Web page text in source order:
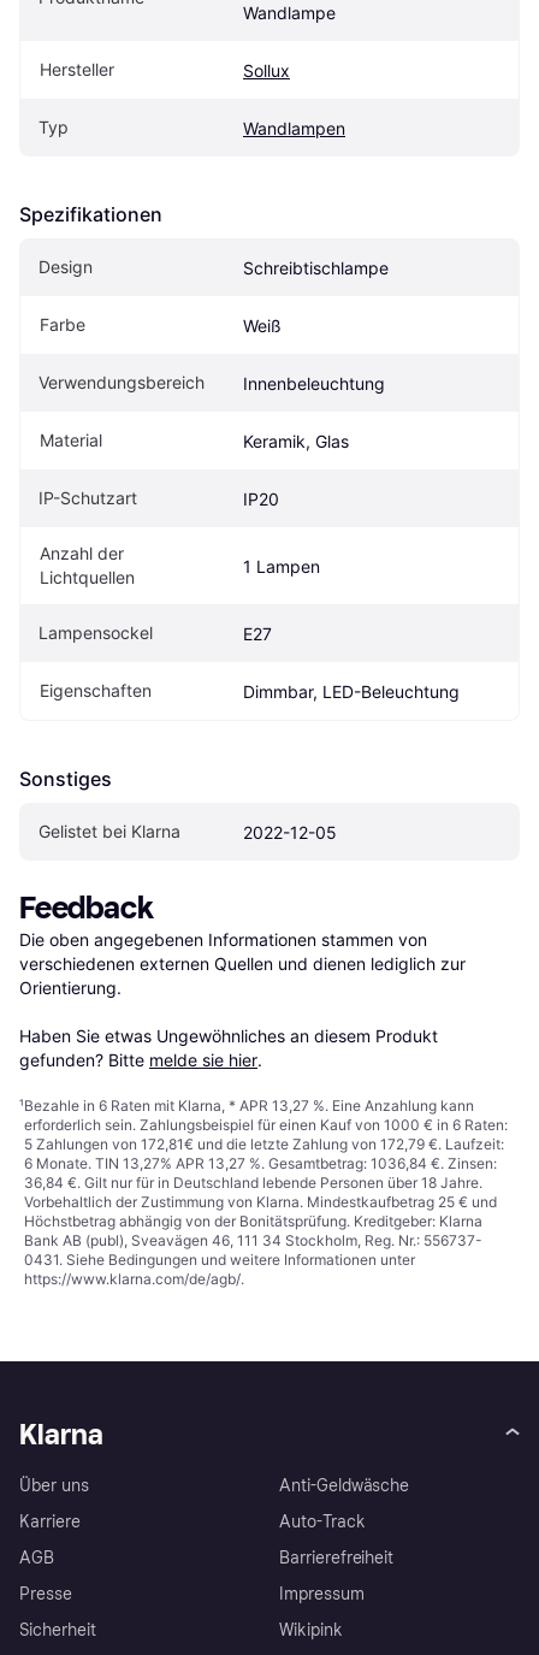
Wandlampe
Hersteller Sollux
Typ Wandlampen
Spezifikationen
Design Schreibtischlampe
Farbe Weiß
Verwendungsbereich Innenbeleuchtung
Material Keramik, Glas
IP-Schutzart IP20
Anzahl der
Lichtquellen
1 Lampen
Lampensockel E27
Eigenschaften Dimmbar, LED-Beleuchtung
Sonstiges
Gelistet bei Klarna 2022-12-05
Feedback
Die oben angegebenen Informationen stammen von
verschiedenen externen Quellen und dienen lediglich zur
Orientierung.
Haben Sie etwas Ungewöhnliches an diesem Produkt
gefunden? Bitte melde sie hier.
¹Bezahle in 6 Raten mit Klarna, * APR 13,27 %. Eine Anzahlung kann
erforderlich sein. Zahlungsbeispiel für einen Kauf von 1000 € in 6 Raten:
5 Zahlungen von 172,81€ und die letzte Zahlung von 172,79 €. Laufzeit:
6 Monate. TIN 13,27% APR 13,27 %. Gesamtbetrag: 1036,84 €. Zinsen:
36,84 €. Gilt nur für in Deutschland lebende Personen über 18 Jahre.
Vorbehaltlich der Zustimmung von Klarna. Mindestkaufbetrag 25 € und
Höchstbetrag abhängig von der Bonitätsprüfung. Kreditgeber: Klarna
Bank AB (publ), Sveavägen 46, 111 34 Stockholm, Reg. Nr.: 556737-
0431. Siehe Bedingungen und weitere Informationen unter
https://www.klarna.com/de/agb/.
Klarna
Über uns
Karriere
AGB
Presse
Sicherheit
Anti-Geldwäsche
Auto-Track
Barrierefreiheit
Impressum
Wikipink